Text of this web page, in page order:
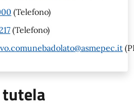
(Telefono)
(Telefono)